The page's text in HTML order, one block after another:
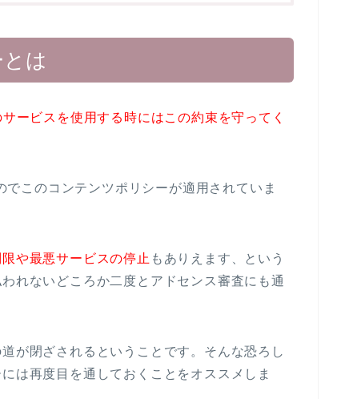
は
ービスを使用する時にはこの約束を守ってく
このコンテンツポリシーが適用されていま
や最悪サービスの停止 もありえます、という
れないどころか二度とアドセンス審査にも通
が閉ざされるということです。そんな恐ろし
は再度目を通しておくことをオススメしま